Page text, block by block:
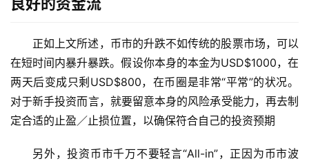
正如上文所述，币市的升跌不如传统的股票市场，可以
在短时间内暴升暴跌。假设你本身的本金为USD$1000，在
两天后变成只剩USD$800，在币圈是非常“平常”的状况。
对于新手投资而言，就要留意本身的风险承受能力，再去制
定合适的止盈／止损位置，以确保符合自己的投资预期
另外，投资币市千万不要轻言“All-in”，正因为币市波